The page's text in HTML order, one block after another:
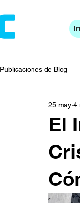
Publicaciones de Blog
El
25 may 4